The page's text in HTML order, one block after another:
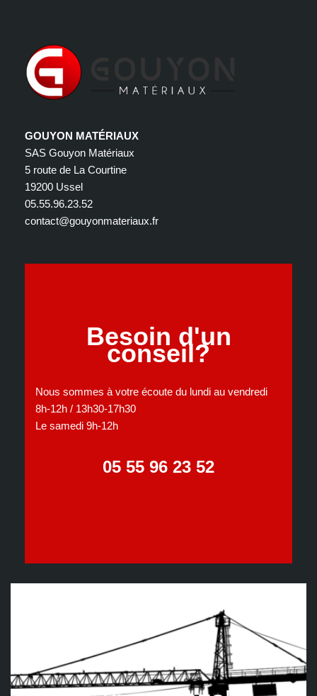
GOUYON MATÉRIAUX
SAS Gouyon Matériaux
5 route de La Courtine
19200 Ussel
05.55.96.23.52
contact@gouyonmateriaux.fr
Besoin d'un
conseil?
Nous sommes à votre écoute du lundi au vendredi
8h-12h / 13h30-17h30
Le samedi 9h-12h
05 55 96 23 52